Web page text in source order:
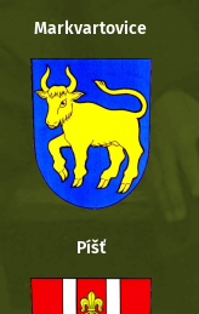
Markvartovice
Píšť